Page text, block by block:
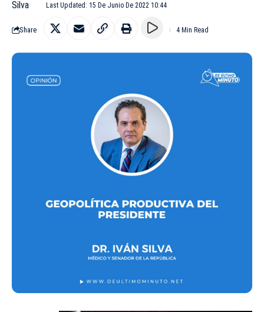
Last Updated: 15 De Junio De 2022 10:44
Share 4 Min Read